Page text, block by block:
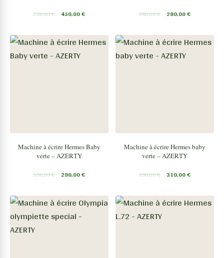
550,00€ 450,00€ 340,00€ 280,00€
Machine à écrire Hermes Baby
verte – AZERTY
350,00€ 290,00€
Machine à écrire Hermes baby
verte – AZERTY
390,00€ 310,00€